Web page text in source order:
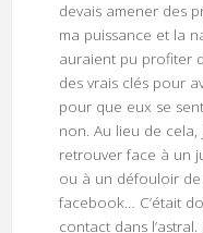
devais amener des
ma puissance et la
auraient pu profiter
des vrais clés pour
pour que eux se
non. Au lieu de cela,
retrouver face à un
ou à un défouloir de
facebook… C’était
contact dans